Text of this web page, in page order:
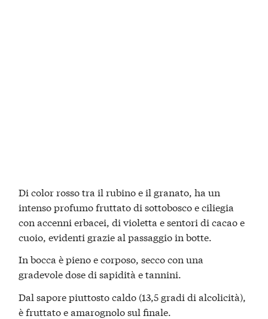
Di color rosso tra il rubino e il granato, ha un
intenso profumo fruttato di sottobosco e ciliegia
con accenni erbacei, di violetta e sentori di cacao e
cuoio, evidenti grazie al passaggio in botte.
In bocca è pieno e corposo, secco con una
gradevole dose di sapidità e tannini.
Dal sapore piuttosto caldo (13,5 gradi di alcolicità),
è fruttato e amarognolo sul finale.